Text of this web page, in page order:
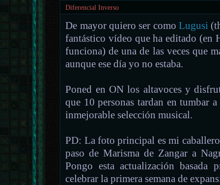
Diferencial Inverso
De mayor quiero ser como Lugusi
fantástico vídeo que ha editado (en
funciona) de una de las veces que
aunque ese día yo no estaba.
Poned en ON los altavoces y
que 10 personas tardan en tumbar
inmejorable selección musical.
PD: La foto principal es mi
paso de Marisma de Zangar a
Pongo esta actualización basada
celebrar la primera semana de